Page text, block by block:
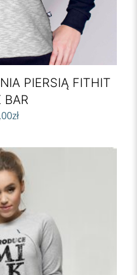
PIERSIĄ FITHIT
BAR
zł